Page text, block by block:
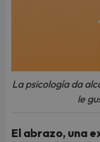
La psicología da
le
El abrazo, una